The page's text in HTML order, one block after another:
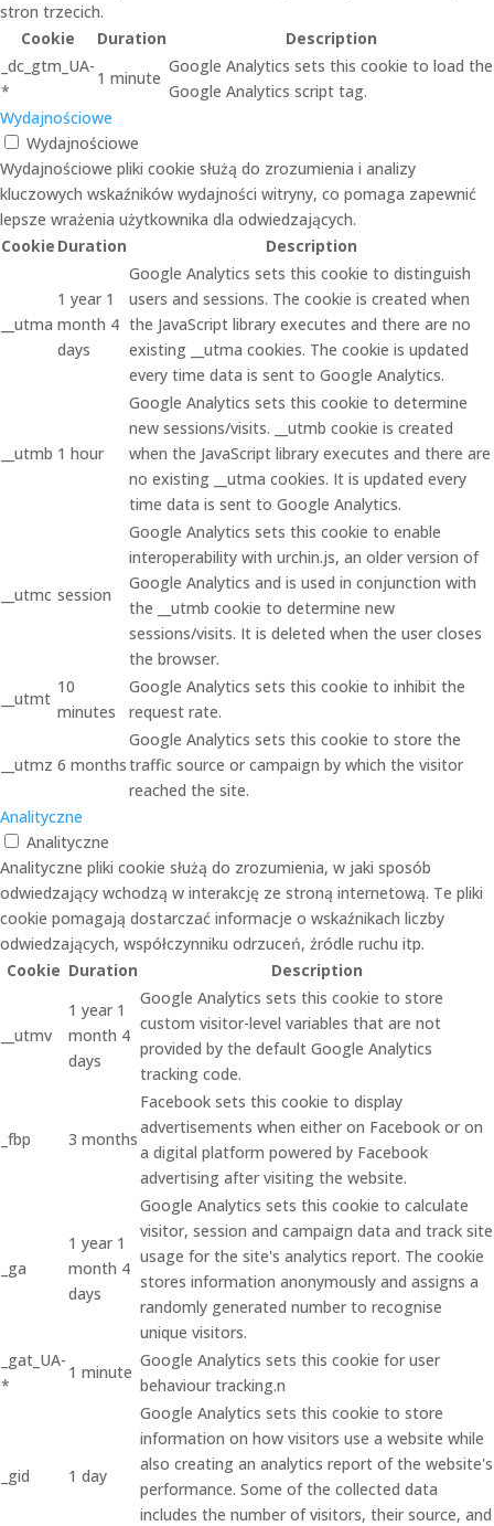
stron trzecich.
Cookie
Duration
Description
_dc_gtm_UA-
*
1 minute
Google Analytics sets this cookie to load the
Google Analytics script tag.
Wydajnościowe
Wydajnościowe
Wydajnościowe pliki cookie służą do zrozumienia i analizy
kluczowych wskaźników wydajności witryny, co pomaga zapewnić
lepsze wrażenia użytkownika dla odwiedzających.
Cookie Duration Description
__utma
1 year 1
month 4
days
Google Analytics sets this cookie to distinguish
users and sessions. The cookie is created when
the JavaScript library executes and there are no
existing __utma cookies. The cookie is updated
every time data is sent to Google Analytics.
__utmb 1 hour
Google Analytics sets this cookie to determine
new sessions/visits. __utmb cookie is created
when the JavaScript library executes and there are
no existing __utma cookies. It is updated every
time data is sent to Google Analytics.
__utmc session
Google Analytics sets this cookie to enable
interoperability with urchin.js, an older version of
Google Analytics and is used in conjunction with
the __utmb cookie to determine new
sessions/visits. It is deleted when the user closes
the browser.
__utmt
10
minutes
Google Analytics sets this cookie to inhibit the
request rate.
__utmz 6 months
Google Analytics sets this cookie to store the
traffic source or campaign by which the visitor
reached the site.
Analityczne
Analityczne
Analityczne pliki cookie służą do zrozumienia, w jaki sposób
odwiedzający wchodzą w interakcję ze stroną internetową. Te pliki
cookie pomagają dostarczać informacje o wskaźnikach liczby
odwiedzających, współczynniku odrzuceń, źródle ruchu itp.
Cookie Duration Description
__utmv
1 year 1
month 4
days
Google Analytics sets this cookie to store
custom visitor-level variables that are not
provided by the default Google Analytics
tracking code.
_fbp 3 months
Facebook sets this cookie to display
advertisements when either on Facebook or on
a digital platform powered by Facebook
advertising after visiting the website.
_ga
1 year 1
month 4
days
Google Analytics sets this cookie to calculate
visitor, session and campaign data and track site
usage for the site's analytics report. The cookie
stores information anonymously and assigns a
randomly generated number to recognise
unique visitors.
_gat_UA-
*
1 minute
Google Analytics sets this cookie for user
behaviour tracking.n
_gid 1 day
Google Analytics sets this cookie to store
information on how visitors use a website while
also creating an analytics report of the website's
performance. Some of the collected data
includes the number of visitors, their source, and